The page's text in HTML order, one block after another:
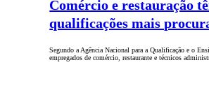
Comércio e restauração
qualificações mais
Segundo a Agência Nacional para a Qualificação e o
empregados de comércio, restaurante e técnicos